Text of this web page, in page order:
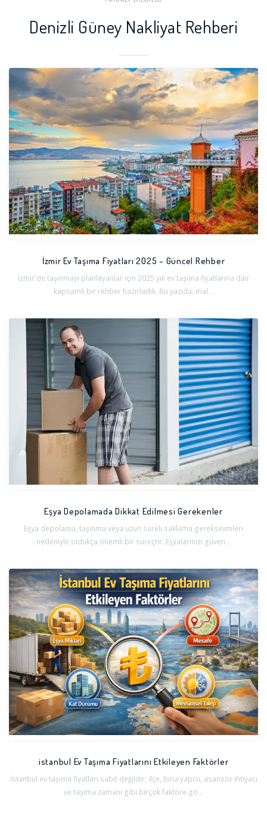
Tavas Nakliyat Firmaları
Denizli Güney Nakliyat Rehberi
İzmir Ev Taşıma Fiyatları 2025 – Güncel Rehber
İzmir'de taşınmayı planlayanlar için 2025 yılı ev taşıma fiyatlarına dair
kapsamlı bir rehber hazırladık. Bu yazıda, mal...
Eşya Depolamada Dikkat Edilmesi Gerekenler
Eşya depolama, taşınma veya uzun süreli saklama gereksinimleri
nedeniyle oldukça önemli bir süreçtir. Eşyalarınızı güven...
istanbul Ev Taşıma Fiyatlarını Etkileyen Faktörler
İstanbul ev taşıma fiyatları sabit değildir; ilçe, bina yapısı, asansör ihtiyacı
ve taşıma zamanı gibi birçok faktöre gö...